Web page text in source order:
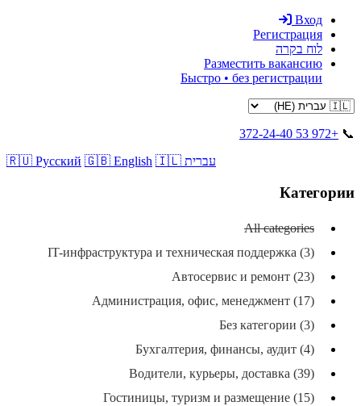
Вход
Регистрация
לוח בקרה
Разместить вакансию
Быстро • без регистрации
📞
+972 53 372-24-40
🇷🇺 Русский 🇬🇧 English 🇮🇱 עברית
Категории
All categories
IT-инфраструктура и техническая поддержка (3)
Автосервис и ремонт (23)
Администрация, офис, менеджмент (17)
Без категории (3)
Бухгалтерия, финансы, аудит (4)
Водители, курьеры, доставка (39)
Гостиницы, туризм и размещение (15)